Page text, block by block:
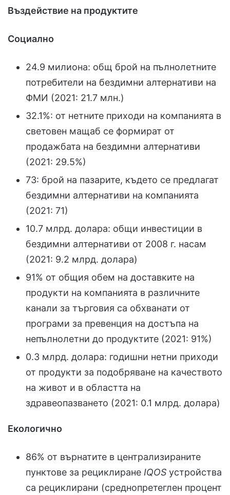
Въздействие на продуктите
Социално
24.9 милиона: общ брой на пълнолетните
потребители на бездимни алтернативи на
ФМИ (2021: 21.7 млн.)
32.1%: от нетните приходи на компанията в
световен мащаб се формират от
продажбата на бездимни алтернативи
(2021: 29.5%)
73: брой на пазарите, където се предлагат
бездимни алтернативи на компанията
(2021: 71)
10.7 млрд. долара: общи инвестиции в
бездимни алтернативи от 2008 г. насам
(2021: 9.2 млрд. долара)
91% от общия обем на доставките на
продукти на компанията в различните
канали за търговия са обхванати от
програми за превенция на достъпа на
непълнолетни до продуктите (2021: 91%)
0.3 млрд. долара: годишни нетни приходи
от продукти за подобряване на качеството
на живот и в областта на
здравеопазването (2021: 0.1 млрд. долара)
Екологично
86% от върнатите в централизираните
пунктове за рециклиране IQOS устройства
са рециклирани (среднопретеглен процент